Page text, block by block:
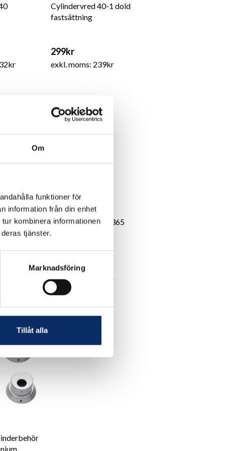
Om
funktioner för
information från din enhet
kombinera informationen
tjänster.
Marknadsföring
Tillåt alla
Cylindervred 40-1 dold
fastsättning
299kr
exkl. moms: 239kr
c 30
Vredskylt ASSA 4365
570kr
exkl. moms: 456kr